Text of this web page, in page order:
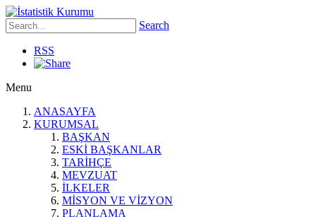
Search
RSS
Menu
ANASAYFA
KURUMSAL
BAŞKAN
ESKİ BAŞKANLAR
TARİHÇE
MEVZUAT
İLKELER
MİSYON VE VİZYON
PLANLAMA